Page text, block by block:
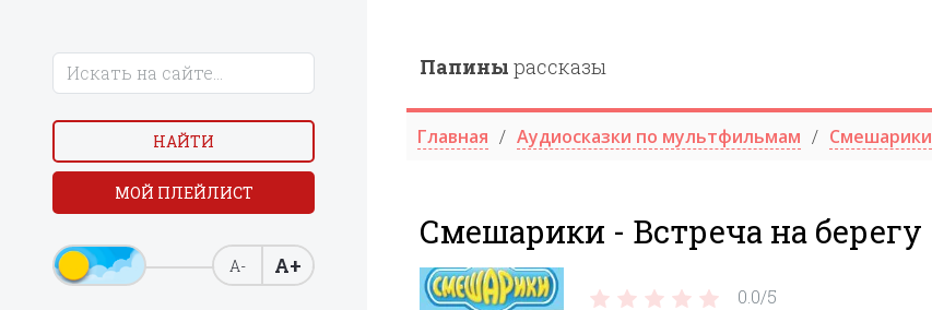
НАЙТИ
МОЙ ПЛЕЙЛИСТ
А- А+
Папины рассказы
Главная Аудиосказки по мультфильмам Смешарики
Смешарики - Встреча на берегу
0.0/5